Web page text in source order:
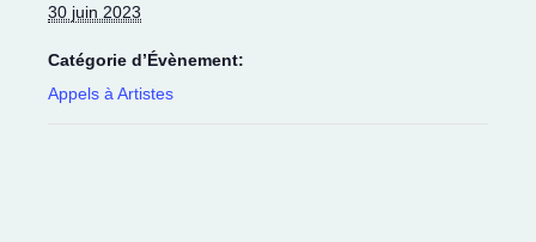
30 juin 2023
Catégorie d’Évènement:
Appels à Artistes